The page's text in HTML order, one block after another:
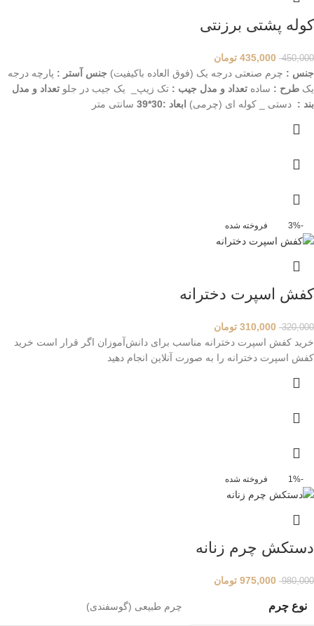
کوله پشتی برزنتی
450,000
435,000 تومان
جنس : چرم صنعتی درجه یک (فوق العاده باکیفیت) جنس آستر : پارچه درجه
یک طرح : ساده تعداد و مدل جیب : تک زیپ_ یک جیب در جلو تعداد و مدل
بند : دستی _ کوله ای (چرمی) ابعاد :30*39 سانتی متر
-3% فروخته شده
کفش اسپرت دخترانه
320,000
310,000 تومان
خرید کفش اسپرت دخترانه مناسب برای دانش‌آموزان اگر قرار است خرید
کفش اسپرت دخترانه را به صورت آنلاین انجام دهید
-1% فروخته شده
دستکش چرم زنانه
980,000
975,000 تومان
نوع چرم چرم طبیعی (گوسفندی)